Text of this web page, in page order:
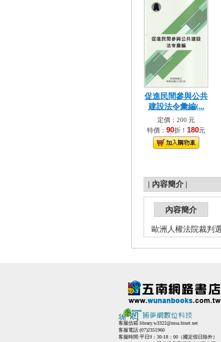
促進民間參與公共
建設法令彙編(...
定價：200 元
特價： 90折！ 180元
| 內容簡介 |
內容簡介
歐洲人權法院裁判
客服信箱:library.w3322@msa.hinet.net
客服電話:(07)2351960
客服時間:平日9：30-18：00（國定假日除外）